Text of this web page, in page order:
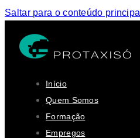
Saltar para o conteúdo principal
Início
Quem Somos
Formação
Empregos